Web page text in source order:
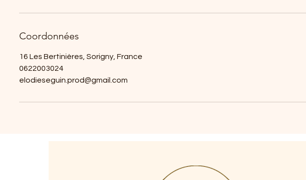
Coordonnées
16 Les Bertinières, Sorigny, France
0622003024
elodieseguin.prod@gmail.com